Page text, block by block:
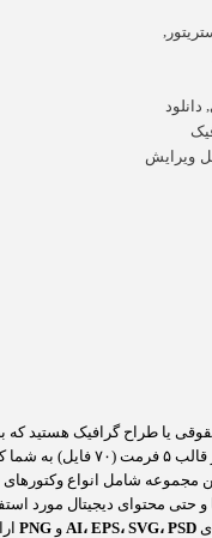
دانلود
ویرایش
یا طراح گرافیک هستید
وکتور حرفه‌ای با ۱۴
مجموعه شامل انواع
حتی محتوای دیجیتال مورد
AI، EPS، SVG، PSD و PNG